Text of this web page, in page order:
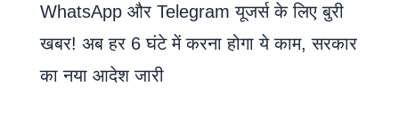
WhatsApp और Telegram यूजर्स के लिए बुरी
खबर! अब हर 6 घंटे में करना होगा ये काम, सरकार
का नया आदेश जारी